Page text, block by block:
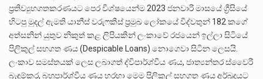
ප්‍රතිව්‍යුහගතකරණයට පෙර විශ්ෂයෙන්ම 2023 ජනවාරි මාසයේ ග්‍රීසියේ
හිටපු මුදල් ඇමති යානීස් වරුෆකීස් ප්‍රමුඛ ලෝකයේ විද්වතුන් 182 කගේ
අත්සනින් යුතුව නිකුත් කළ ලිපියකින් ලංකාවේ රජයෙන් ඉල්ලා සිටියේ
පිලිකුල් සහගත ණය (Despicable Loans) නොගෙවා සිටින ලෙසයි.
ලංකාව සමස්තයක් ලෙස ලබාගත් ද්විපාර්ශ්වීය ණය, ජාත්‍යන්තර ස්වෛරී
බැඳුම්කර, බහුපාර්ශ්වීය ණය හරහා මෙම පිලිකුල් සහගත ණය අර්බුදයට